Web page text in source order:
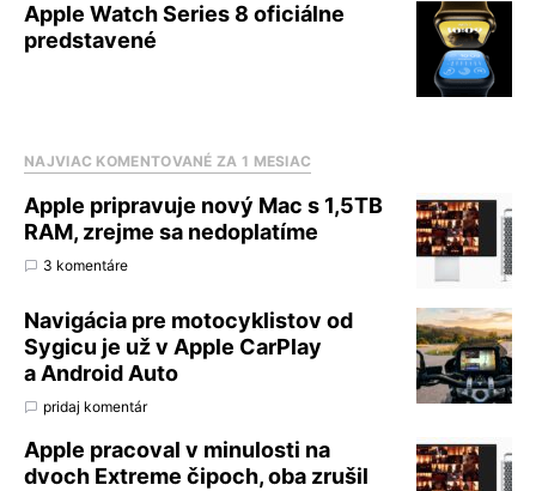
Apple Watch Series 8 oficiálne
predstavené
NAJVIAC KOMENTOVANÉ ZA 1 MESIAC
Apple pripravuje nový Mac s 1,5TB
RAM, zrejme sa nedoplatíme
3 komentáre
Navigácia pre motocyklistov od
Sygicu je už v Apple CarPlay
a Android Auto
pridaj komentár
Apple pracoval v minulosti na
dvoch Extreme čipoch, oba zrušil